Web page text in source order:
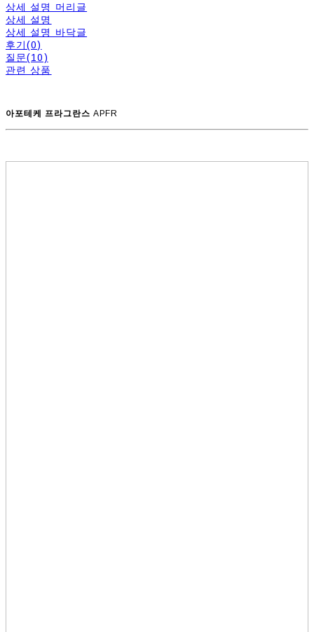
상세 설명 머리글
상세 설명
상세 설명 바닥글
후기(0)
질문(10)
관련 상품
아포테케 프라그란스 APFR